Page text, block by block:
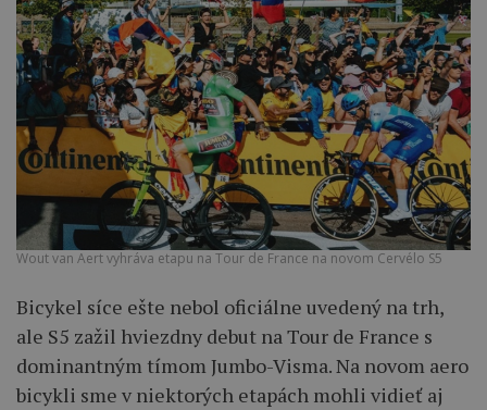
Wout van Aert vyhráva etapu na Tour de France na novom Cervélo S5
Bicykel síce ešte nebol oficiálne uvedený na trh,
ale S5 zažil hviezdny debut na Tour de France s
dominantným tímom Jumbo-Visma. Na novom aero
bicykli sme v niektorých etapách mohli vidieť aj